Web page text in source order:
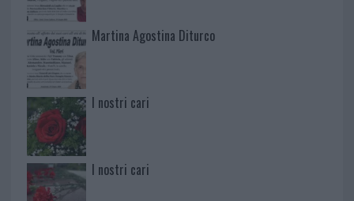
Martina Agostina Diturco
I nostri cari
I nostri cari